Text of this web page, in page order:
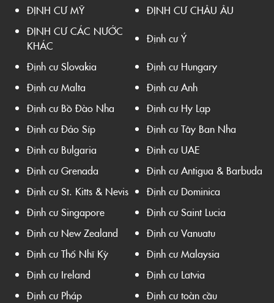
ĐỊNH CƯ MỸ
ĐỊNH CƯ CHÂU ÂU
ĐỊNH CƯ CÁC NƯỚC
KHÁC
Định cư Ý
Định cư Slovakia
Định cư Hungary
Định cư Malta
Định cư Anh
Định cư Bồ Đào Nha
Định cư Hy Lạp
Định cư Đảo Síp
Định cư Tây Ban Nha
Định cư Bulgaria
Định cư UAE
Định cư Grenada
Định cư Antigua & Barbuda
Định cư St. Kitts & Nevis
Định cư Dominica
Định cư Singapore
Định cư Saint Lucia
Định cư New Zealand
Định cư Vanuatu
Định cư Thổ Nhĩ Kỳ
Định cư Malaysia
Định cư Ireland
Định cư Latvia
Định cư Pháp
Định cư toàn cầu